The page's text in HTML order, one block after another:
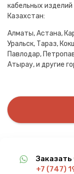
кабельных
Казахстан:
Алматы, Астана,
Уральск, Тараз,
Павлодар,
Атырау, и другие
Заказать
+7 (747)